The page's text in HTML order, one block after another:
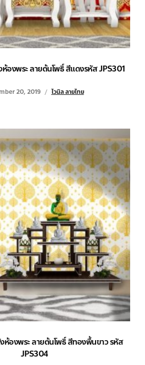
องพระ ลายต้นโพธิ์ สีแดงรหัส JPS301
20, 2019 ไวนิล ลายไทย
ห้องพระ ลายต้นโพธิ์ สีทองพื้นขาว รหัส
JPS304